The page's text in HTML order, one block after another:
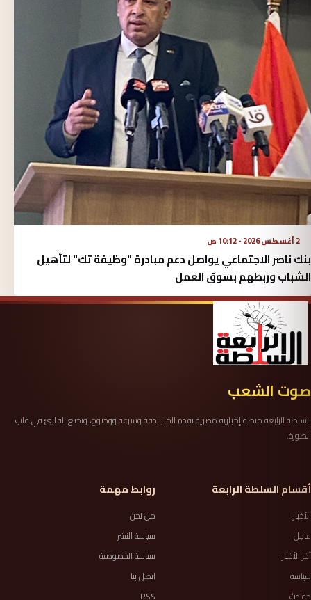
2 أغسطس 2026 - 10:12 ص
بنك ناصر الاجتماعي يواصل دعم مبادرة "وظيفة تك" لتأهيل
الشباب وربطهم بسوق العمل
صوت الشعب
السلطة الرابعة منصة إخبارية مصرية تقدم الخبر بدقة وسرعة ووضوح، وتضع القارئ في قلب
الصورة.
أقسام السلطة الرابعة
الأخبار
عاجل
آخر الأخبار
سياسة
حوادث
روابط مهمة
من نحن
سياسة النشر
سياسة الخصوصية
اتصل بنا
RSS